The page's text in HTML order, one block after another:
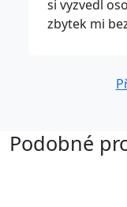
si vyzvedl
zbytek mi
Podobné